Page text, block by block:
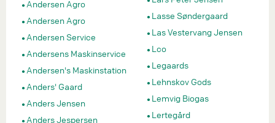
Andersen Agro
Andersen Agro
Andersen Service
Andersens Maskinservice
Andersen's Maskinstation
Anders' Gaard
Anders Jensen
Anders Jespersen
Lasse Søndergaard
Las Vestervang Jensen
Lco
Legaards
Lehnskov Gods
Lemvig Biogas
Lertegård